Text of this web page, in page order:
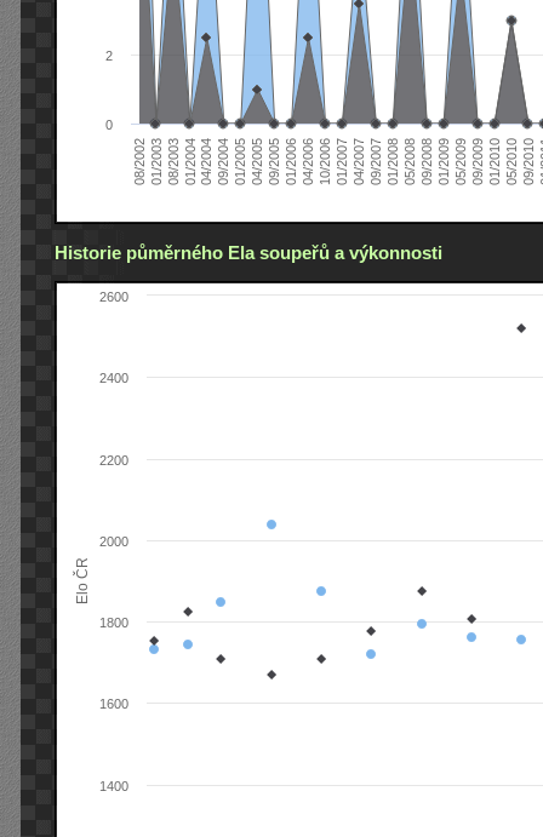
08/200201/200308/200301/200404/200409/200401/200504/200509/200501/200604/200610/200601/200704/200709/200701/200805/200809/200801/200905/200909/200901/201005/201009/2010
0
2
Historie půměrného Ela soupeřů a výkonnosti
Elo ČR
1400
1600
1800
2000
2200
2400
2600